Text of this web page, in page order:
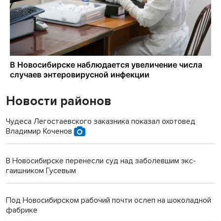
Новости районов
Чудеса Легостаевского заказника показал охотовед
Владимир Коченов
В Новосибирске перенесли суд над заболевшим экс-
гаишником Гусевым
Под Новосибирском рабочий почти ослеп на шоколадной
фабрике